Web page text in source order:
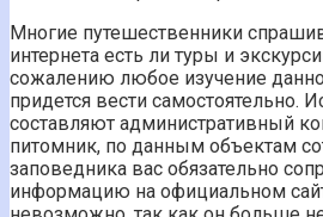
Многие путешественники
интернета есть ли туры и
сожалению любое изучение
придется вести самостоятельно.
составляют административный
питомник, по данным объектам
заповедника вас обязательно
информацию на официальном